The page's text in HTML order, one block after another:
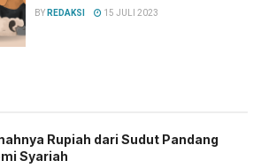
BY REDAKSI 15 JULI 2023
Rupiah dari Sudut Pandang
Syariah